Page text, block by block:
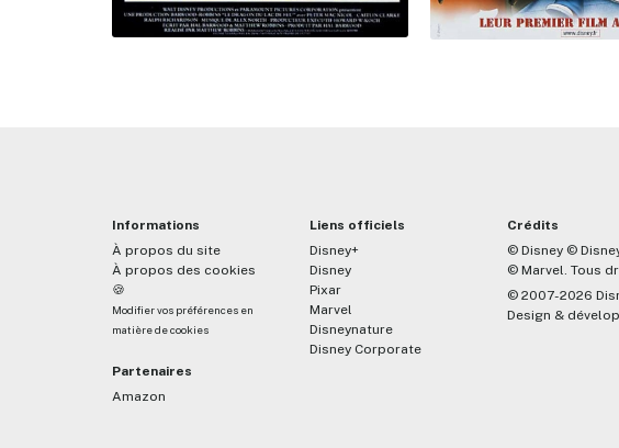
Informations
À propos du site
À propos des cookies
🍪
Modifier vos préférences en
matière de cookies
Partenaires
Amazon
Liens officiels
Disney+
Disney
Pixar
Marvel
Disneynature
Disney Corporate
Crédits
© Disney ©
© Marvel. Tous
© 2007-2026
Design &